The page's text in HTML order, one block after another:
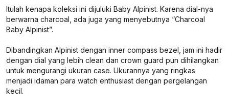
Itulah kenapa koleksi ini dijuluki Baby Alpinist. Karena dial-nya
berwarna charcoal, ada juga yang menyebutnya “Charcoal
Baby Alpinist”.
Dibandingkan Alpinist dengan inner compass bezel, jam ini hadir
dengan dial yang lebih clean dan crown guard pun dihilangkan
untuk mengurangi ukuran case. Ukurannya yang ringkas
menjadi idaman para watch enthusiast dengan pergelangan
kecil.